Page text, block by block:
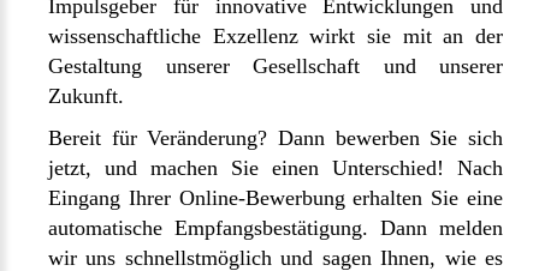
Impulsgeber für innovative Entwicklungen und
wissenschaftliche Exzellenz wirkt sie mit an der
Gestaltung unserer Gesellschaft und unserer
Zukunft.
Bereit für Veränderung? Dann bewerben Sie sich
jetzt, und machen Sie einen Unterschied! Nach
Eingang Ihrer Online-Bewerbung erhalten Sie eine
automatische Empfangsbestätigung. Dann melden
wir uns schnellstmöglich und sagen Ihnen, wie es